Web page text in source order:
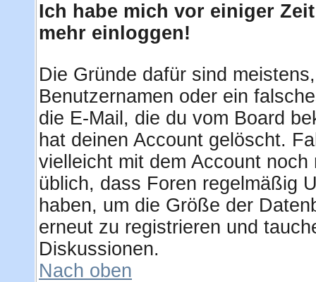
Ich habe mich vor einiger
mehr einloggen!
Die Gründe dafür sind
Benutzernamen oder ein
die E-Mail, die du vom Board
hat deinen Account gelöscht.
vielleicht mit dem Account
üblich, dass Foren regelmäßig
haben, um die Größe der
erneut zu registrieren und
Diskussionen.
Nach oben